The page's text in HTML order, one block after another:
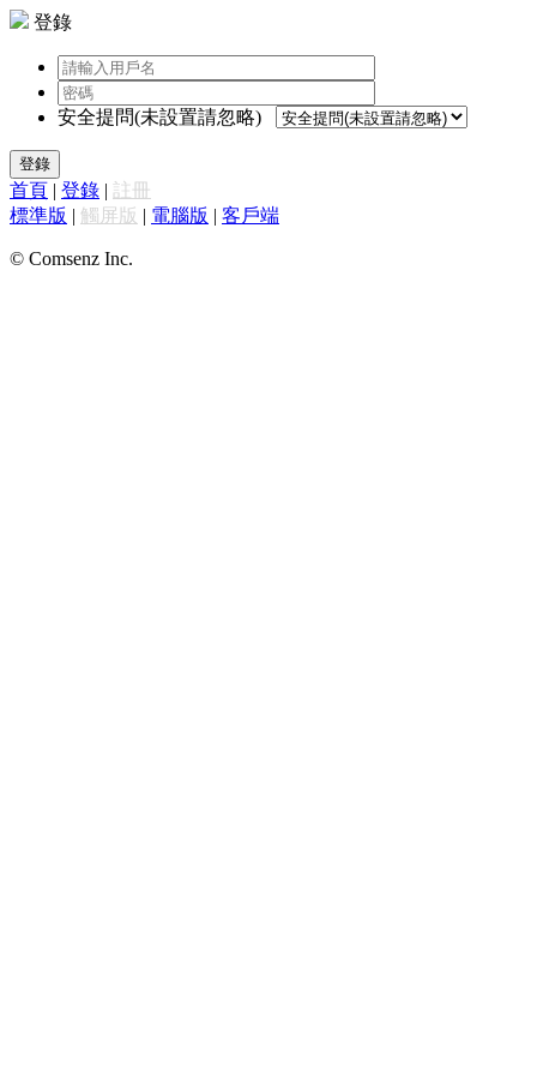
登錄
安全提問(未設置請忽略)
登錄
首頁 | 登錄 | 註冊
標準版 | 觸屏版 | 電腦版 | 客戶端
© Comsenz Inc.